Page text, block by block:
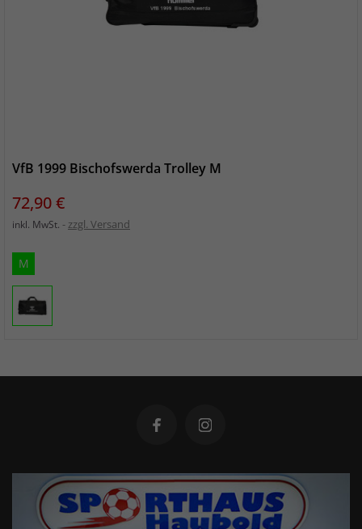
VfB 1999 Bischofswerda Trolley M
Preis
72,90 €
inkl. MwSt. zzgl. Versand
M